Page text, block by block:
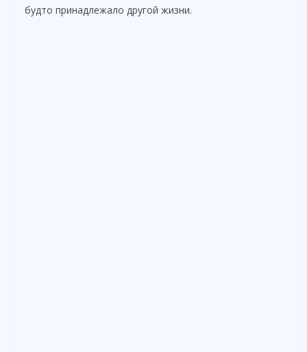
будто принадлежало другой жизни.